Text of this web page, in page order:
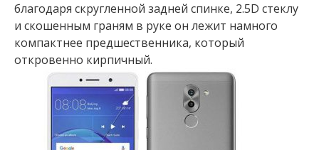
благодаря скругленной задней спинке, 2.5D стеклу
и скошенным граням в руке он лежит намного
компактнее предшественника, который
откровенно кирпичный.